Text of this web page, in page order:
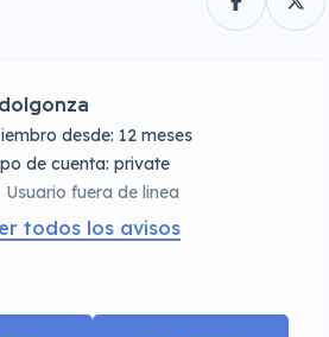
desde: 12 meses
de cuenta: private
Usuario fuera de linea
todos los avisos